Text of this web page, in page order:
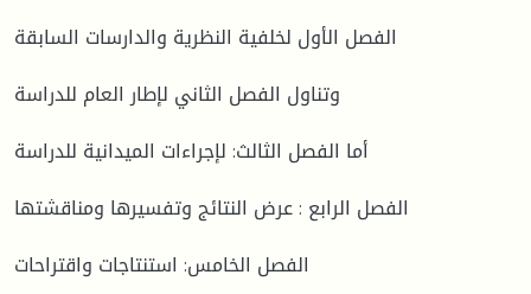
الفصل الأول لخلفية النظرية والدارسات السابقة
وتناول الفصل الثاني لإطار العام للدراسة
أما الفصل الثالث: لإجراءات الميدانية للدراسة
الفصل الرابع : عرض النتائج وتفسيرها ومناقشتها
الفصل الخامس: استنتاجات واقتراحات